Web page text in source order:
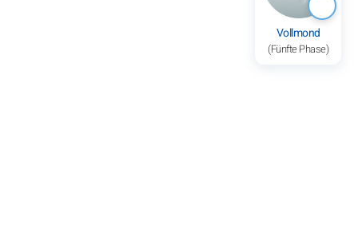
Vollmond
(Fünfte Phase)